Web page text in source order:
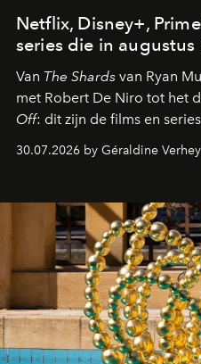
Netflix, Disney+,
series die in
Van The Shards van Ryan
met Robert De Niro tot het
Off: dit zijn de films en
30.07.2026 by Géraldine